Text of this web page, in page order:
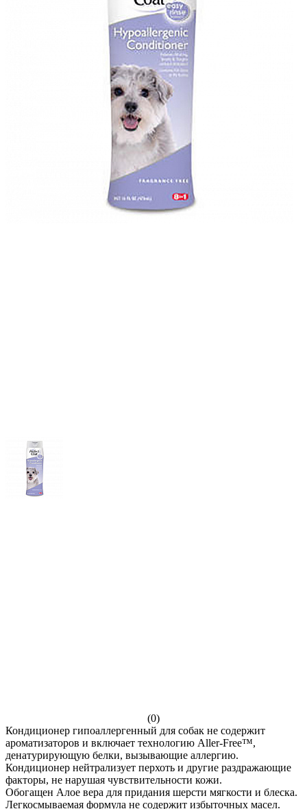
(0)
Кондиционер гипоаллергенный для собак не содержит
ароматизаторов и включает технологию Aller-Free™,
денатурирующую белки, вызывающие аллергию.
Кондиционер нейтрализует перхоть и другие раздражающие
факторы, не нарушая чувствительности кожи.
Обогащен Алое вера для придания шерсти мягкости и блеска.
Легкосмываемая формула не содержит избыточных масел.